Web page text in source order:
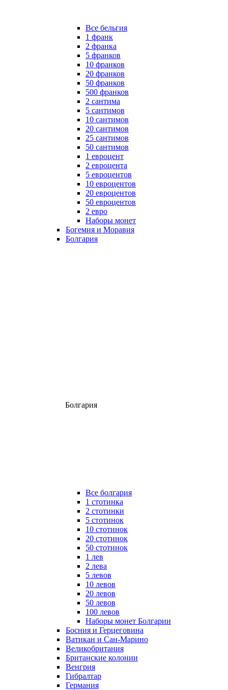
Все бельгия
1 франк
2 франка
5 франков
10 франков
20 франков
50 франков
500 франков
2 сантима
5 сантимов
10 сантимов
20 сантимов
25 сантимов
50 сантимов
1 евроцент
2 евроцента
5 евроцентов
10 евроцентов
20 евроцентов
50 евроцентов
2 евро
Наборы монет
Богемия и Моравия
Болгария
Болгария
Все болгария
1 стотинка
2 стотинки
5 стотинок
10 стотинок
20 стотинок
50 стотинок
1 лев
2 лева
5 левов
10 левов
20 левов
50 левов
100 левов
Наборы монет Болгарии
Босния и Герцеговина
Ватикан и Сан-Марино
Великобритания
Британские колонии
Венгрия
Гибралтар
Германия